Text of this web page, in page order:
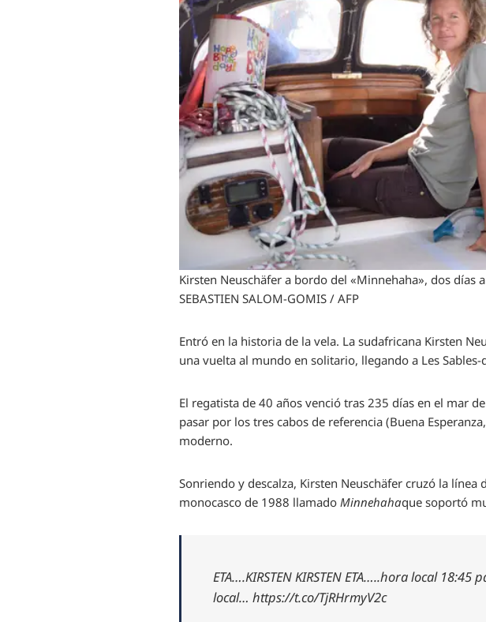
Kirsten Neuschäfer a bordo del «Minnehaha», dos días
SEBASTIEN SALOM-GOMIS / AFP
Entró en la historia de la vela. La sudafricana Kirsten
una vuelta al mundo en solitario, llegando a Les
El regatista de 40 años venció tras 235 días en el mar
pasar por los tres cabos de referencia (Buena
moderno.
Sonriendo y descalza, Kirsten Neuschäfer cruzó la línea
monocasco de 1988 llamadoMinnehahaque soportó
ETA….KIRSTEN KIRSTEN ETA…..hora local
local… https://t.co/TjRHrmyV2c